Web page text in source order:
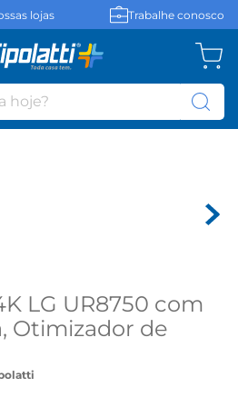
lojas Trabalhe conosco
LG UR8750 com
Otimizador de
Otimizador de